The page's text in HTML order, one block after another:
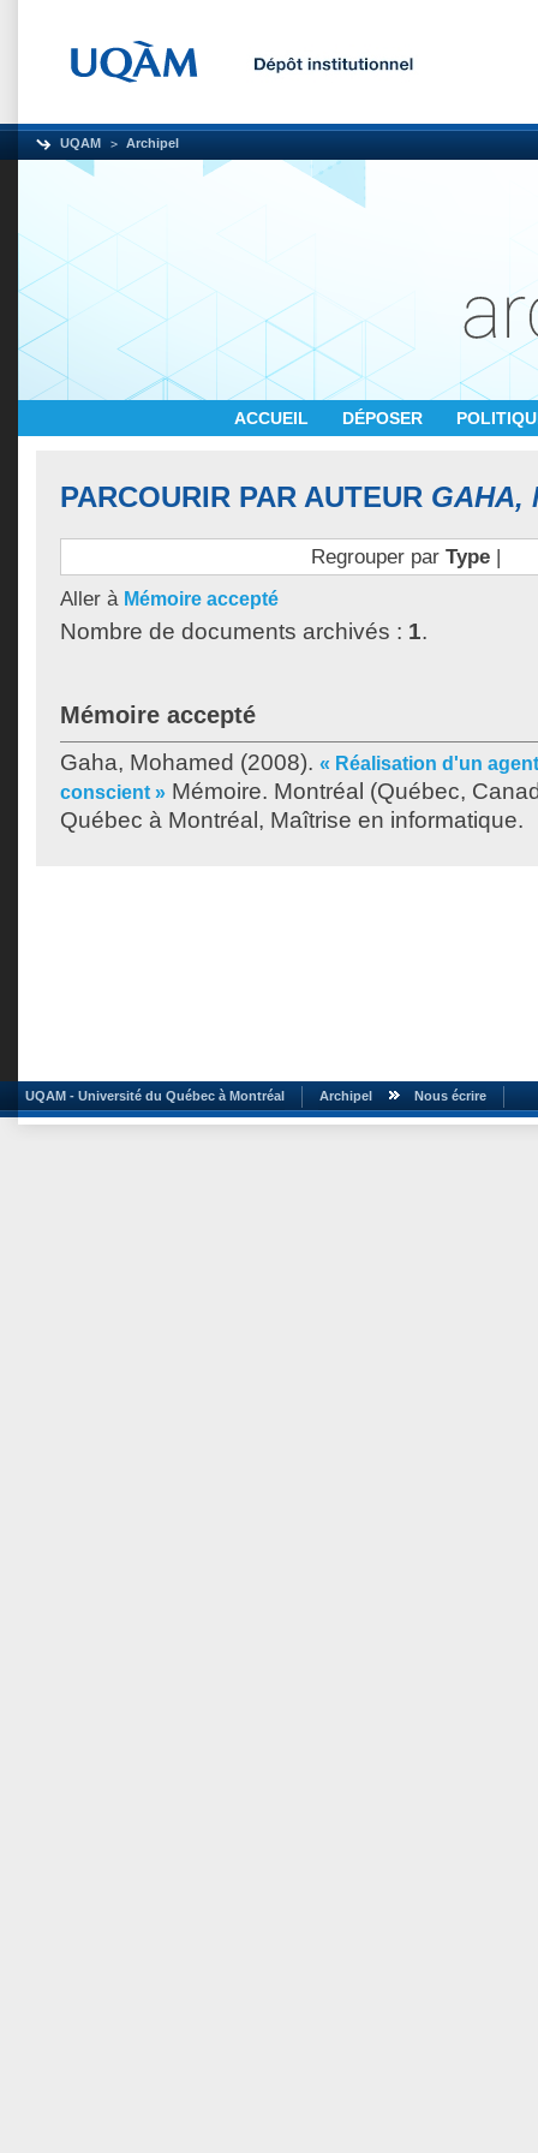
UQAM Archipel
ACCUEIL DÉPOSER
PARCOURIR PAR AUTEUR GAHA,
Regrouper par Type|
Aller à Mémoire accepté
Nombre de documents archivés : 1.
Mémoire accepté
Gaha, Mohamed (2008). « Réalisation d'un
conscient » Mémoire. Montréal (Québec,
Québec à Montréal, Maîtrise en informatique.
UQAM - Université du Québec à Montréal Archipel Nous écrire